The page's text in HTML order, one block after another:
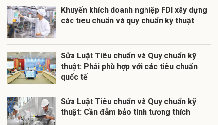
Khuyến khích doanh nghiệp FDI xây dựng
các tiêu chuẩn và quy chuẩn kỹ thuật
Sửa Luật Tiêu chuẩn và Quy chuẩn kỹ
thuật: Phải phù hợp với các tiêu chuẩn
quốc tế
Sửa Luật Tiêu chuẩn và Quy chuẩn kỹ
thuật: Cần đảm bảo tính tương thích